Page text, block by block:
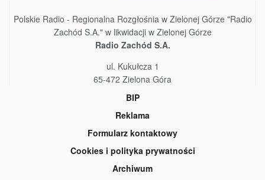
Polskie Radio - Regionalna Rozgłośnia w Zielonej Górze "Radio
Zachód S.A." w likwidacji w Zielonej Górze
Radio Zachód S.A.
ul. Kukułcza 1
65-472 Zielona Góra
BIP
Reklama
Formularz kontaktowy
Cookies i polityka prywatności
Archiwum